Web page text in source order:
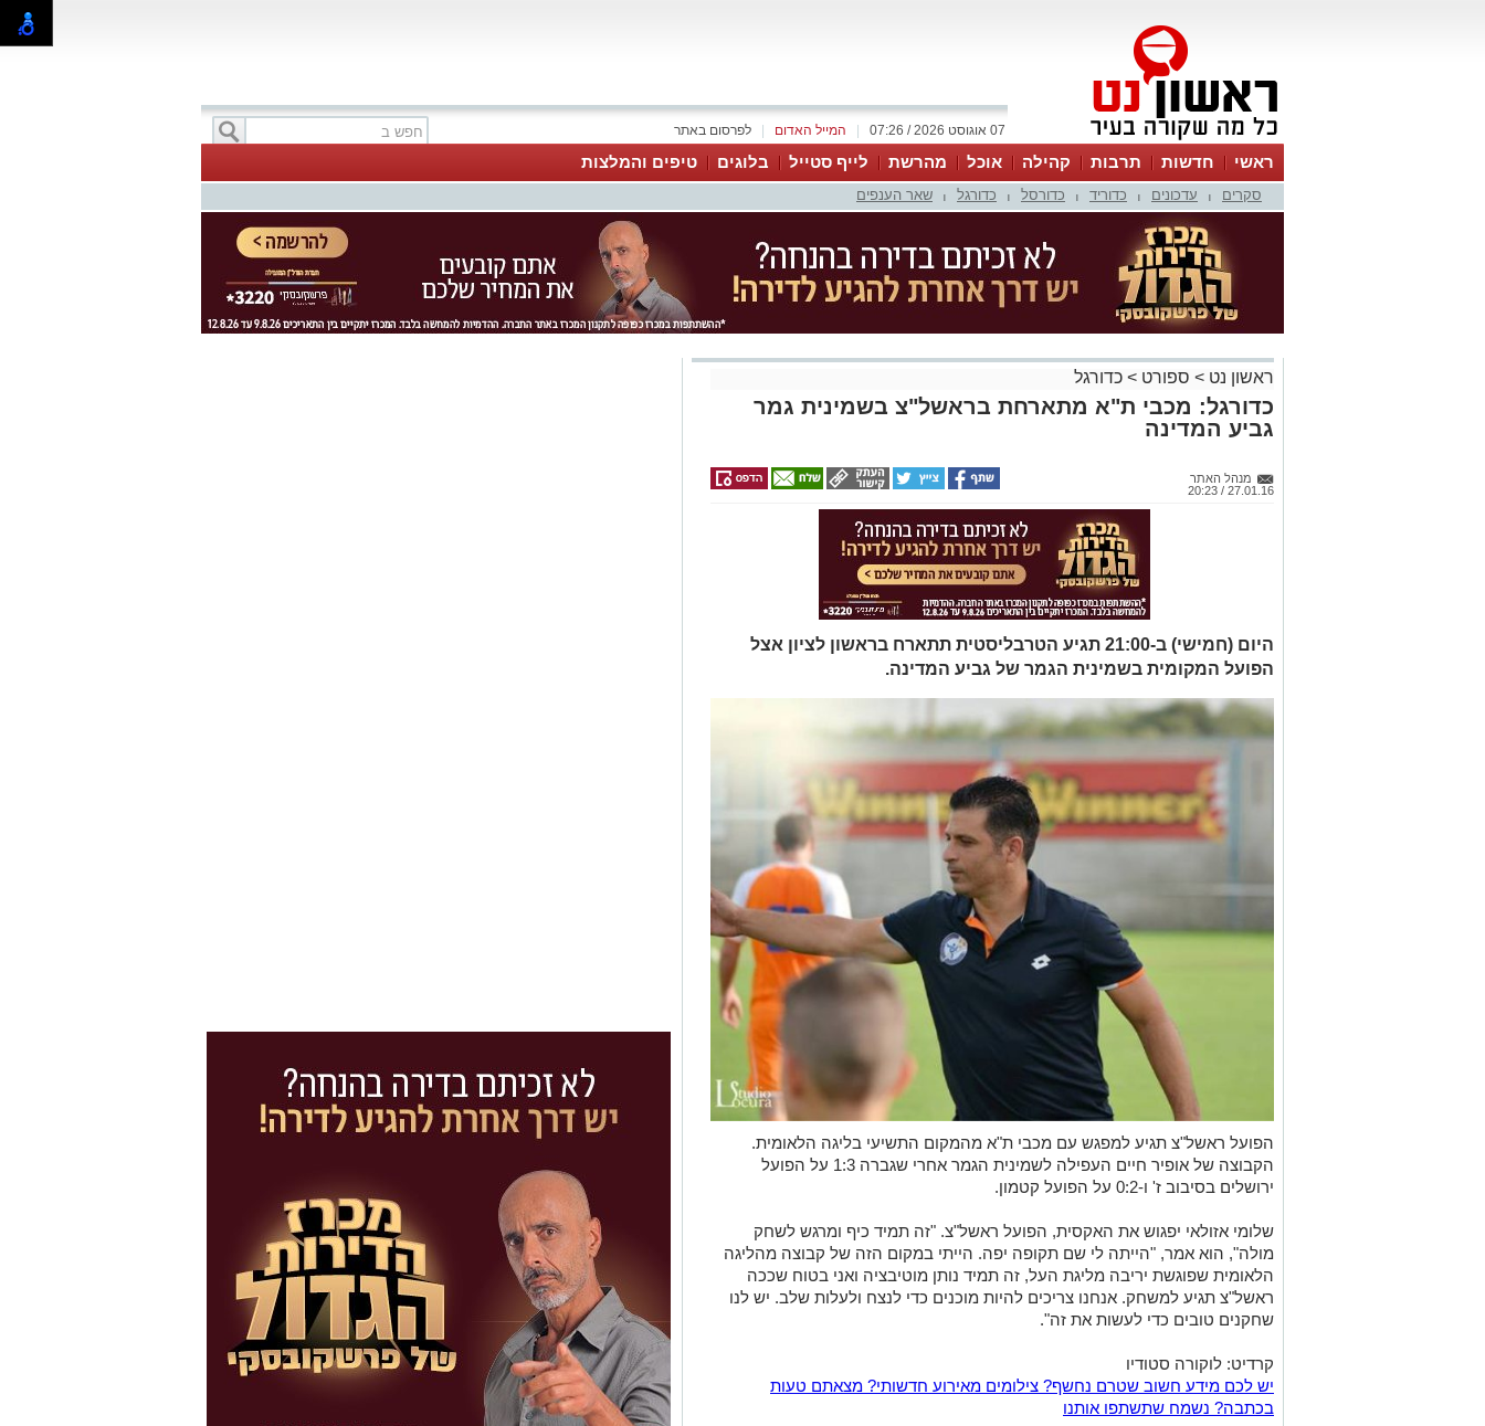
לפרסום באתר המייל האדום 07 אוגוסט 2026 / 07:26
ראשי חדשות תרבות קהילה אוכל מהרשת לייף סטייל בלוגים טיפים והמלצות
סקרים עדכונים כדוריד כדורסל כדורגל שאר הענפים
ראשון נט > ספורט > כדורגל
כדורגל: מכבי ת"א מתארחת בראשל"צ בשמינית גמר
גביע המדינה
מנהל האתר
27.01.16 / 20:23
היום (חמישי) ב-21:00 תגיע הטרבליסטית תתארח בראשון לציון אצל
הפועל המקומית בשמינית הגמר של גביע המדינה.
הפועל ראשל"צ תגיע למפגש עם מכבי ת"א מהמקום התשיעי בליגה הלאומית.
הקבוצה של אופיר חיים העפילה לשמינית הגמר אחרי שגברה 1:3 על הפועל
ירושלים בסיבוב ז' ו-0:2 על הפועל קטמון.
שלומי אזולאי יפגוש את האקסית, הפועל ראשל"צ. "זה תמיד כיף ומרגש לשחק
מולה", הוא אמר, "הייתה לי שם תקופה יפה. הייתי במקום הזה של קבוצה מהליגה
הלאומית שפוגשת יריבה מליגת העל, זה תמיד נותן מוטיבציה ואני בטוח שככה
ראשל"צ תגיע למשחק. אנחנו צריכים להיות מוכנים כדי לנצח ולעלות שלב. יש לנו
שחקנים טובים כדי לעשות את זה".
קרדיט: לוקורה סטודיו
יש לכם מידע חשוב שטרם נחשף? צילומים מאירוע חדשותי? מצאתם טעות
בכתבה? נשמח שתשתפו אותנו